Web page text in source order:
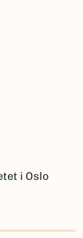
i Oslo